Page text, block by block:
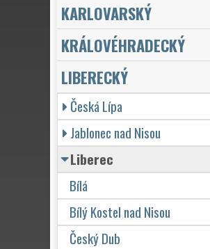
KARLOVARSKÝ
KRÁLOVÉHRADECKÝ
LIBERECKÝ
Česká Lípa
Jablonec nad Nisou
Liberec
Bílá
Bílý Kostel nad Nisou
Český Dub